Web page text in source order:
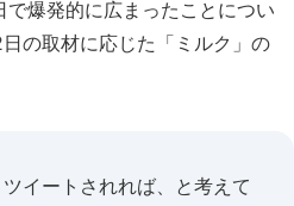
爆発的に広まったことについ
の取材に応じた「ミルク」の
イートされれば、と考えて